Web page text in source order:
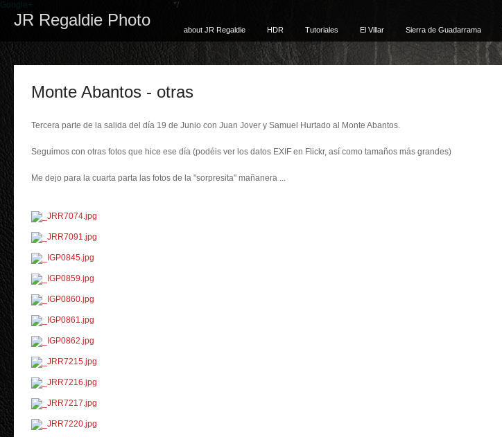
Google+
JR Regaldie Photo
*/
about JR Regaldie HDR Tutoriales El Villar Sierra de Guadarrama
Monte Abantos - otras
Tercera parte de la salida del día 19 de Junio con Juan Jover y Samuel Hurtado al Monte Abantos.
Seguimos con otras fotos que hice ese día (podéis ver los datos EXIF en Flickr, así como tamaños más grandes)
Me dejo para la cuarta parta las fotos de la "sorpresita" mañanera ...